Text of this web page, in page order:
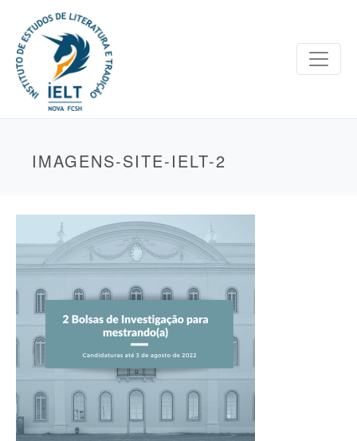
IMAGENS-SITE-IELT-2